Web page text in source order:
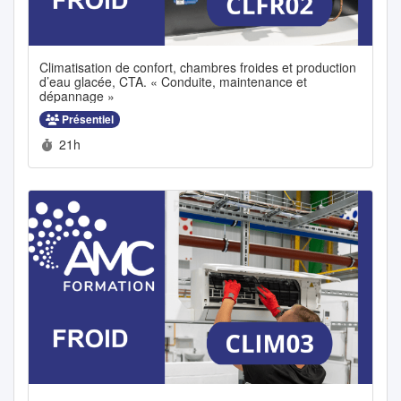
Climatisation de confort, chambres froides et production
d’eau glacée, CTA. « Conduite, maintenance et
dépannage »
Présentiel
Durée :
21h